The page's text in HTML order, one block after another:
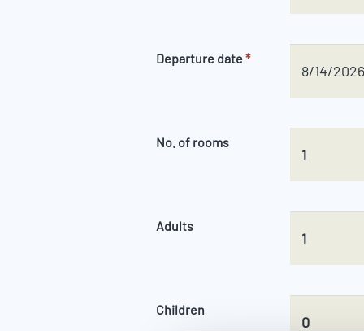
Departure date*
No. of rooms
Adults
Children